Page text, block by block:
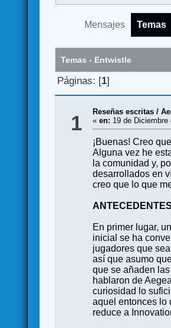
Mensajes Temas
Temas - Entwistle
Páginas: [1]
1 Reseñas escritas /
«en: 19 de
¡Buenas! Creo
Alguna vez he
la comunidad y,
desarrollados en
creo que lo que
ANTECEDENTES
En primer lugar,
inicial se ha
jugadores que
así que asumo
que se añaden
hablaron de
curiosidad lo
aquel entonces lo
reduce a